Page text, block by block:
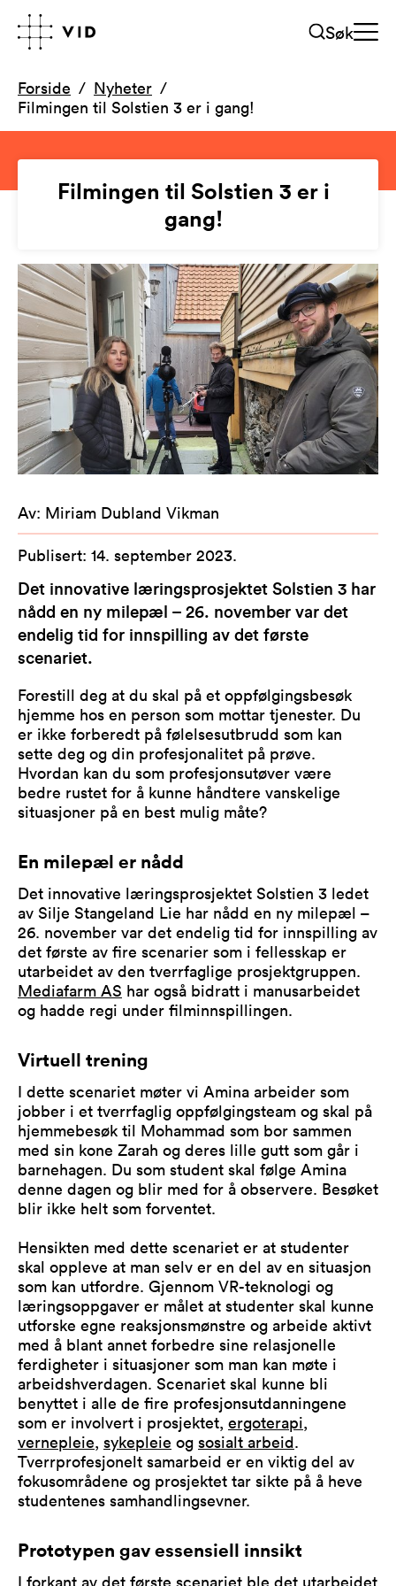
Søk
Forside
Nyheter
Filmingen til Solstien 3 er i gang!
Filmingen til Solstien 3 er i
gang!
Av: Miriam Dubland Vikman
Publisert: 14. september 2023.
Det innovative læringsprosjektet Solstien 3 har
nådd en ny milepæl – 26. november var det
endelig tid for innspilling av det første
scenariet.
Forestill deg at du skal på et oppfølgingsbesøk
hjemme hos en person som mottar tjenester. Du
er ikke forberedt på følelsesutbrudd som kan
sette deg og din profesjonalitet på prøve.
Hvordan kan du som profesjonsutøver være
bedre rustet for å kunne håndtere vanskelige
situasjoner på en best mulig måte?
En milepæl er nådd
Det innovative læringsprosjektet Solstien 3 ledet
av Silje Stangeland Lie har nådd en ny milepæl –
26. november var det endelig tid for innspilling av
det første av fire scenarier som i fellesskap er
utarbeidet av den tverrfaglige prosjektgruppen.
Mediafarm AS har også bidratt i manusarbeidet
og hadde regi under filminnspillingen.
Virtuell trening
I dette scenariet møter vi Amina arbeider som
jobber i et tverrfaglig oppfølgingsteam og skal på
hjemmebesøk til Mohammad som bor sammen
med sin kone Zarah og deres lille gutt som går i
barnehagen. Du som student skal følge Amina
denne dagen og blir med for å observere. Besøket
blir ikke helt som forventet.
Hensikten med dette scenariet er at studenter
skal oppleve at man selv er en del av en situasjon
som kan utfordre. Gjennom VR-teknologi og
læringsoppgaver er målet at studenter skal kunne
utforske egne reaksjonsmønstre og arbeide aktivt
med å blant annet forbedre sine relasjonelle
ferdigheter i situasjoner som man kan møte i
arbeidshverdagen. Scenariet skal kunne bli
benyttet i alle de fire profesjonsutdanningene
som er involvert i prosjektet, ergoterapi,
vernepleie, sykepleie og sosialt arbeid.
Tverrprofesjonelt samarbeid er en viktig del av
fokusområdene og prosjektet tar sikte på å heve
studentenes samhandlingsevner.
Prototypen gav essensiell innsikt
I forkant av det første scenariet ble det utarbeidet